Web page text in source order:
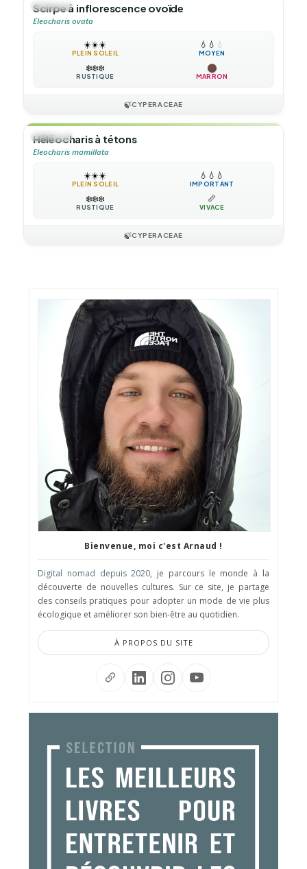
🌿HERBE
Scirpe à inflorescence ovoïde
Eleocharis ovata
☀️☀️☀️
PLEIN SOLEIL
💧 💧 💧
MOYEN
❄️❄️❄️
RUSTIQUE MARRON
🍃CYPERACEAE
🌿HERBE
Héléocharis à tétons
Eleocharis mamillata
☀️☀️☀️
PLEIN SOLEIL
💧 💧 💧
IMPORTANT
❄️❄️❄️
RUSTIQUE
📏
VIVACE
🍃CYPERACEAE
Bienvenue, moi c'est Arnaud !
Digital nomad depuis 2020, je parcours le monde à la
découverte de nouvelles cultures. Sur ce site, je partage
des conseils pratiques pour adopter un mode de vie plus
écologique et améliorer son bien-être au quotidien.
À PROPOS DU SITE